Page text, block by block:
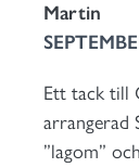
Martin
Ett tack till
arrangerad
”lagom”